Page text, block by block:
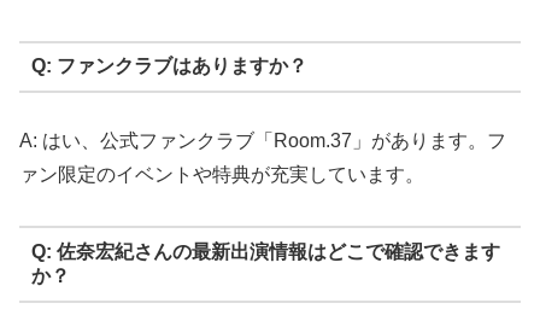
Q: ファンクラブはありますか？
A: はい、公式ファンクラブ「Room.37」があります。フ
ァン限定のイベントや特典が充実しています。
Q: 佐奈宏紀さんの最新出演情報はどこで確認できます
か？